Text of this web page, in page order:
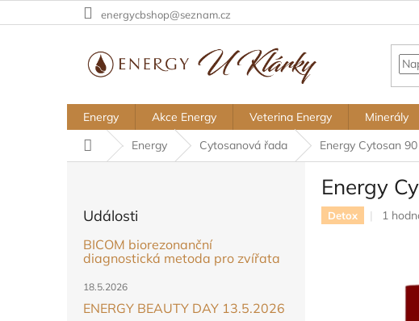
na
energycbshop@seznam.cz
Energy Akce Energy Veterina Energy Minerály
Domů
Energy Cytosanová řada Energy Cytosan
Události
BICOM biorezonanční
diagnostická metoda pro zvířata
18.5.2026
ENERGY BEAUTY DAY 13.5.2026
Energy
Detox 1